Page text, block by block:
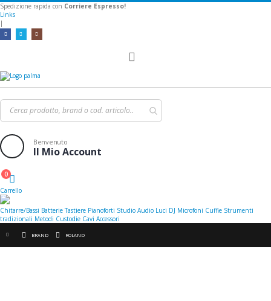
Spedizione rapida con Corriere Espresso!
Links
|
Benvenuto
Il Mio Account
Cart
0
Carrello
Chitarre/Bassi Batterie Tastiere Pianoforti Studio Audio Luci DJ Microfoni Cuffie Strumenti
tradizionali Metodi Custodie Cavi Accessori
BRAND ROLAND